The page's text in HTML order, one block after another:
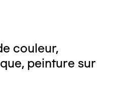
couleur,
peinture sur